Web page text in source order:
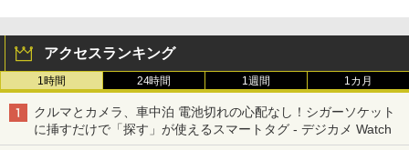
アクセスランキング
1時間 24時間 1週間 1カ月
クルマとカメラ、車中泊 電池切れの心配なし！シガーソケット
に挿すだけで「探す」が使えるスマートタグ - デジカメ Watch